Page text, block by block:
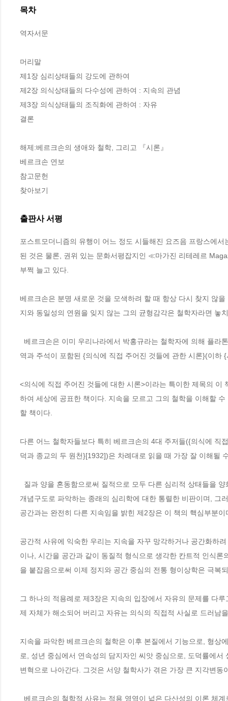
목차
역자서문
머리말
제1장 심리상태들의 강도에 관하여
제2장 의식상태들의 다수성에 관하여 : 지속의 관념
제3장 의식상태들의 조직화에 관하여 : 자유
결론
해제:베르크손의 생애와 철학, 그리고 『시론』
베르크손 연보
참고문헌
찾아보기
출판사 서평
포스트모더니즘의 유행이 어느 정도 시들해진 요즈음 프랑스에
된 것은 물론, 권위 있는 문화서평잡지인 ≪마가진 리테레르
부쩍 늘고 있다.
베르크손은 분명 새로운 것을 모색하려 할 때 항상 다시 찾지 않
지와 동일성의 연원을 잊지 않는 그의 균형감각은 철학자라면 놓
역과 주석이 포함된 {의식에 직접 주어진 것들에 관한 시론}(이
<의식에 직접 주어진 것들에 대한 시론>이라는 특이한 제목의
하여 세상에 공표한 책이다. 지속을 모르고 그의 철학을 이해할
할 책이다.
다른 어느 철학자들보다 특히 베르크손의 4대 주저들({의식에
덕과 종교의 두 원천}[1932])은 차례대로 읽을 때 가장 잘 이해될
개념구도로 파악하는 종래의 심리학에 대한 통렬한 비판이며, 그
공간과는 완전히 다른 지속임을 밝힌 제2장은 이 책의 핵심부분
공간적 사유에 익숙한 우리는 지속을 자꾸 망각하거나 공간화하
이나, 시간을 공간과 같이 동질적 형식으로 생각한 칸트적 인식
을 붙잡음으로써 이제 정지와 공간 중심의 전통 형이상학은 극
그 하나의 적용례로 제3장은 지속의 입장에서 자유의 문제를 다
제 자체가 해소되어 버리고 자유는 의식의 직접적 사실로 드러남
지속을 파악한 베르크손의 철학은 이후 본질에서 기능으로, 형상
로, 성년 중심에서 연속성의 담지자인 씨앗 중심으로, 도덕률에
변혁으로 나아간다. 그것은 서양 철학사가 겪은 가장 큰 지각변동